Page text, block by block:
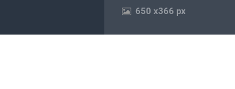
650x366 px